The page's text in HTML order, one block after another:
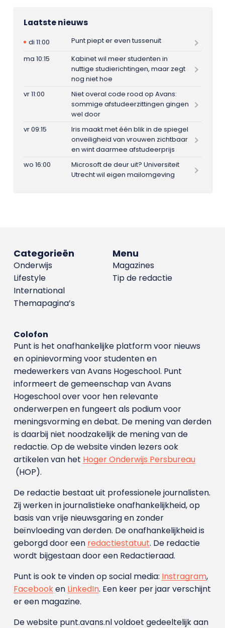
Laatste nieuws
di 11:00
Punt piept er even tussenuit
ma 10:15
Kabinet wil meer studenten in
nuttige studierichtingen, maar zegt
nog niet hoe
vr 11:00
Niet overal code rood op Avans:
sommige afstudeerzittingen gingen
wel door
vr 09:15
Iris maakt met één blik in de spiegel
onveiligheid van vrouwen zichtbaar
en wint daarmee afstudeerprijs
wo 16:00
Microsoft de deur uit? Universiteit
Utrecht wil eigen mailomgeving
Menu
Magazines
Tip de redactie
Categorieën
Onderwijs
Lifestyle
International
Themapagina’s
Colofon
Punt is het onafhankelijke platform voor nieuws
en opinievorming voor studenten en
medewerkers van Avans Hoge­school. Punt
informeert de gemeenschap van Avans
Hogeschool over voor hen relevante
onderwerpen en fungeert als podium voor
meningsvorming en debat. De mening van derden
is daarbij niet noodzakelijk de mening van de
redactie. Op de website vinden lezers ook
artikelen van het Hoger Onderwijs Persbureau
(HOP).
De redactie bestaat uit professionele journalisten.
Zij werken in journalistieke onafhankelijkheid, op
basis van vrije nieuwsgaring en zonder
beïnvloeding van derden. De onafhankelijkheid is
geborgd door een redactiestatuut. De redactie
wordt bijgestaan door een Redactieraad.
Punt is ook te vinden op social media: Instragram,
Facebooken LinkedIn. Een keer per jaar verschijnt
er een magazine.
De website punt.avans.nl voldoet gedeeltelijk aan